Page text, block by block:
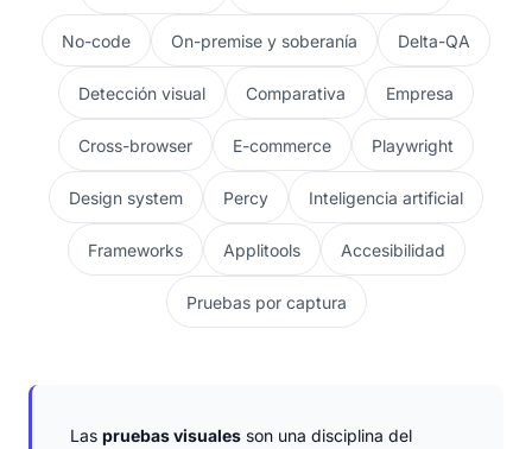
No-code On-premise y soberanía Delta-QA
Detección visual Comparativa Empresa
Cross-browser E-commerce Playwright
Design system Percy Inteligencia artificial
Frameworks Applitools Accesibilidad
Pruebas por captura
Las pruebas visuales son una disciplina del